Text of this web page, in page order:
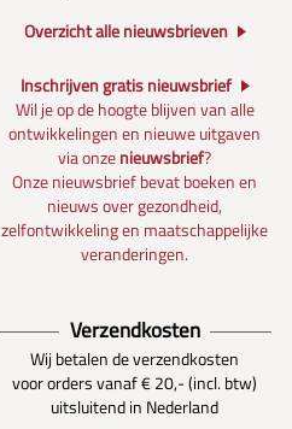
Overzicht alle nieuwsbrieven
Inschrijven gratis nieuwsbrief
Wil je op de hoogte blijven van alle
ontwikkelingen en nieuwe uitgaven
via onzenieuwsbrief?
Onze nieuwsbrief bevat boeken en
nieuws over gezondheid,
zelfontwikkeling en maatschappelijke
veranderingen.
Verzendkosten
Wij betalen de verzendkosten
voor orders vanaf € 20,- (incl. btw)
uitsluitend in Nederland